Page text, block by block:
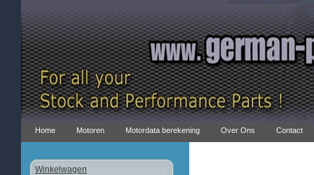
Home Motoren Motordata berekening Over Ons Contact
Winkelwagen